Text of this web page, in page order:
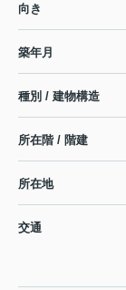
向き
築年月
種別 / 建物構造
所在階 / 階建
所在地
交通